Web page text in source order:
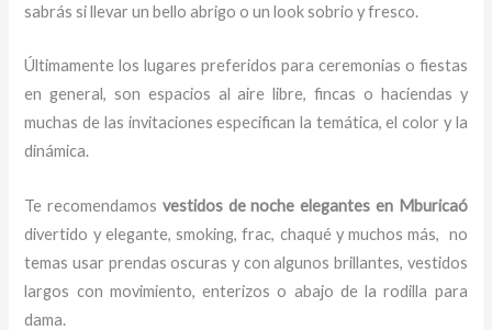
sabrás si llevar un bello abrigo o un look sobrio y fresco.
Últimamente los lugares preferidos para ceremonias o fiestas
en general, son espacios al aire libre, fincas o haciendas y
muchas de las invitaciones especifican la temática, el color y la
dinámica.
Te recomendamos vestidos de noche elegantes en Mburicaó
divertido y elegante, smoking, frac, chaqué y muchos más, no
temas usar prendas oscuras y con algunos brillantes, vestidos
largos con movimiento, enterizos o abajo de la rodilla para
dama.